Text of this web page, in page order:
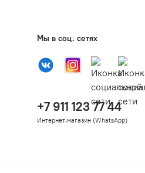
Мы в соц. сетях
+7 911 123 77 44
Интернет-магазин (WhatsApp)